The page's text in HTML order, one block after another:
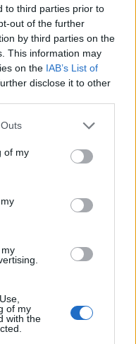
to third parties prior to
out of the further
by third parties on the
This information may
on the IAB’s List of
disclose it to other
one or more Google
You may click to
its third-party tags to
in below Google
of my
of my
with the
durante
forma durante la
modo a basso
lo stress
o da altri
la forza e a
ellittiche utili
Il movimento
il rischio di ulteriori
opzione per chi